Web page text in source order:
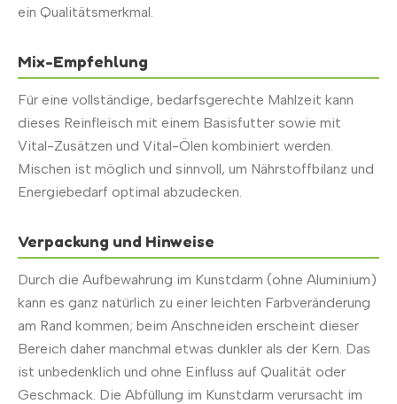
ein Qualitätsmerkmal.
Mix-Empfehlung
Für eine vollständige, bedarfsgerechte Mahlzeit kann
dieses Reinfleisch mit einem Basisfutter sowie mit
Vital-Zusätzen und Vital-Ölen kombiniert werden.
Mischen ist möglich und sinnvoll, um Nährstoffbilanz und
Energiebedarf optimal abzudecken.
Verpackung und Hinweise
Durch die Aufbewahrung im Kunstdarm (ohne Aluminium)
kann es ganz natürlich zu einer leichten Farbveränderung
am Rand kommen; beim Anschneiden erscheint dieser
Bereich daher manchmal etwas dunkler als der Kern. Das
ist unbedenklich und ohne Einfluss auf Qualität oder
Geschmack. Die Abfüllung im Kunstdarm verursacht im